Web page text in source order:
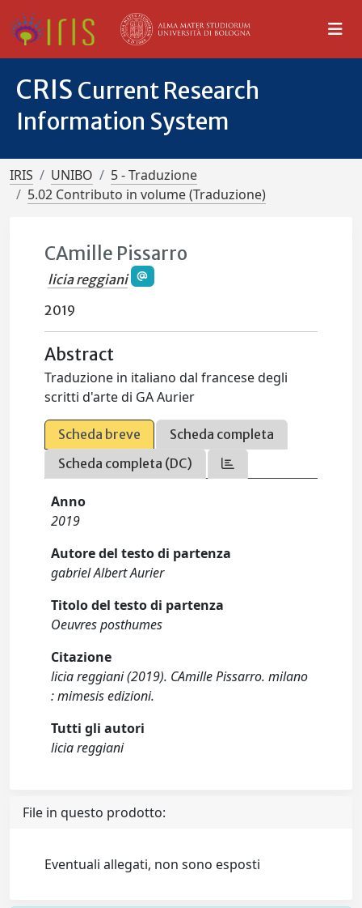
CRIS Current Research
Information System
IRIS UNIBO
5 - Traduzione
5.02 Contributo in volume (Traduzione)
CAmille Pissarro
licia reggiani
2019
Abstract
Traduzione in italiano dal francese degli
scritti d'arte di GA Aurier
Scheda breve
Scheda completa
Scheda completa (DC)
Anno
2019
Autore del testo di partenza
gabriel Albert Aurier
Titolo del testo di partenza
Oeuvres posthumes
Citazione
licia reggiani (2019). CAmille Pissarro. milano
: mimesis edizioni.
Tutti gli autori
licia reggiani
File in questo prodotto:
Eventuali allegati, non sono esposti